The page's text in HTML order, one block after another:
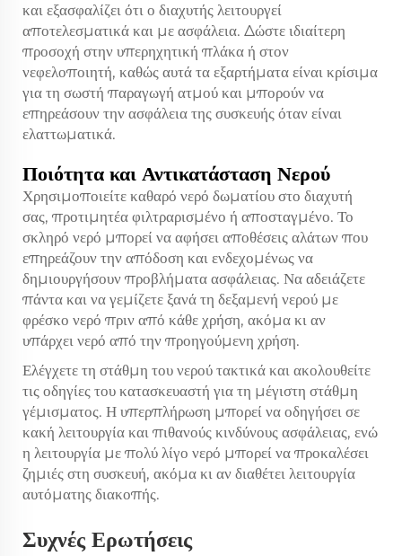
και εξασφαλίζει ότι ο διαχυτής λειτουργεί
αποτελεσματικά και με ασφάλεια. Δώστε ιδιαίτερη
προσοχή στην υπερηχητική πλάκα ή στον
νεφελοποιητή, καθώς αυτά τα εξαρτήματα είναι κρίσιμα
για τη σωστή παραγωγή ατμού και μπορούν να
επηρεάσουν την ασφάλεια της συσκευής όταν είναι
ελαττωματικά.
Ποιότητα και Αντικατάσταση Νερού
Χρησιμοποιείτε καθαρό νερό δωματίου στο διαχυτή
σας, προτιμητέα φιλτραρισμένο ή αποσταγμένο. Το
σκληρό νερό μπορεί να αφήσει αποθέσεις αλάτων που
επηρεάζουν την απόδοση και ενδεχομένως να
δημιουργήσουν προβλήματα ασφάλειας. Να αδειάζετε
πάντα και να γεμίζετε ξανά τη δεξαμενή νερού με
φρέσκο νερό πριν από κάθε χρήση, ακόμα κι αν
υπάρχει νερό από την προηγούμενη χρήση.
Ελέγχετε τη στάθμη του νερού τακτικά και ακολουθείτε
τις οδηγίες του κατασκευαστή για τη μέγιστη στάθμη
γέμισματος. Η υπερπλήρωση μπορεί να οδηγήσει σε
κακή λειτουργία και πιθανούς κινδύνους ασφάλειας, ενώ
η λειτουργία με πολύ λίγο νερό μπορεί να προκαλέσει
ζημιές στη συσκευή, ακόμα κι αν διαθέτει λειτουργία
αυτόματης διακοπής.
Συχνές Ερωτήσεις